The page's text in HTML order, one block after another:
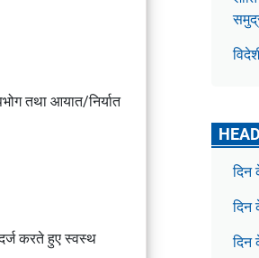
तथा आयात/निर्यात
करते हुए स्वस्थ
दिन
दिन
दिन